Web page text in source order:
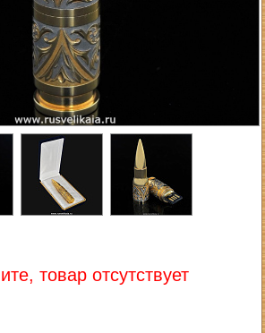
товар отсутствует